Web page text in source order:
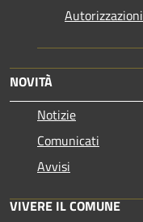
Autorizzazioni
NOVITÀ
Notizie
Comunicati
Avvisi
VIVERE IL COMUNE